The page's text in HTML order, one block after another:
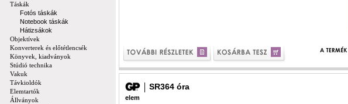
Táskák
Fotós táskák
Notebook táskák
Hátizsákok
Objektívek
Konverterek és előtétlencsék
Könyvek, kiadványok
Stúdió technika
Vakuk
Távkioldók
Elemtartók
Állványok
SR364 óra
elem